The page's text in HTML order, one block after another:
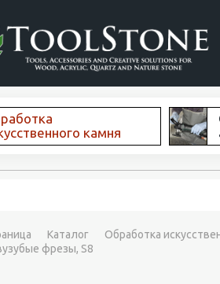
камня
Каталог
Обработка
фрезы, S8